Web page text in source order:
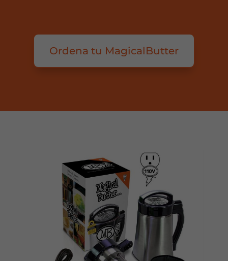
Ordena tu MagicalButter